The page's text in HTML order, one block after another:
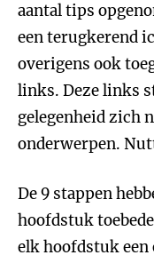
aantal tips
een terugkerend
overigens ook
links. Deze links
gelegenheid zich
onderwerpen.
De 9 stappen
hoofdstuk
elk hoofdstuk een